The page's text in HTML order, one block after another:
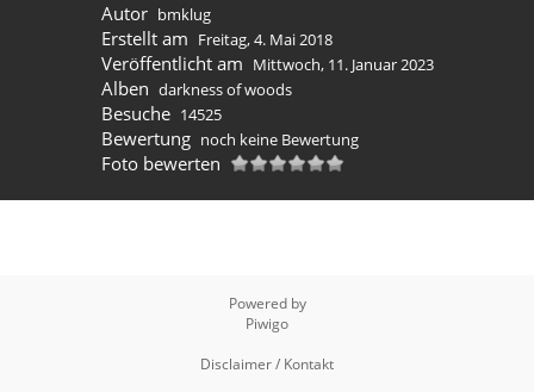
Autor bmklug
Erstellt am Freitag, 4. Mai 2018
Veröffentlicht am Mittwoch, 11. Januar 2023
Alben darkness of woods
Besuche 14525
Bewertung noch keine Bewertung
Foto bewerten
Powered by
Piwigo
Disclaimer / Kontakt